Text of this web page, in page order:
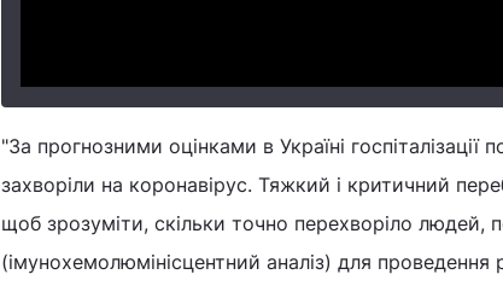
"За прогнозними оцінками в Україні госпіталізації
захворіли на коронавірус. Тяжкий і критичний
щоб зрозуміти, скільки точно перехворіло людей,
(імунохемолюмінісцентний аналіз) для